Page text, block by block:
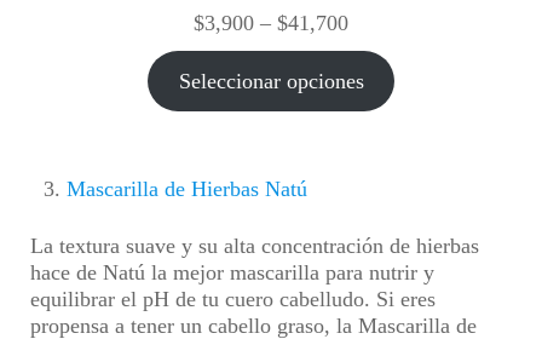
$3,900 – $41,700Rango
de
precios:
desde
Seleccionar opciones
Mascarilla de Hierbas Natú
La textura suave y su alta concentración de hierbas
hace de Natú la mejor mascarilla para nutrir y
equilibrar el pH de tu cuero cabelludo. Si eres
propensa a tener un cabello graso, la Mascarilla de